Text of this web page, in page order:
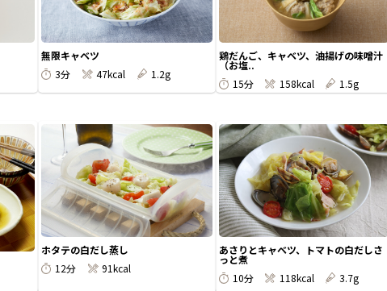
無限キャベツ
3分
47kcal 1.2g
鶏だんご、キャベツ、油揚げの味噌汁
（お塩..
15分
158kcal 1.5g
ホタテの白だし蒸し
12分
91kcal
あさりとキャベツ、トマトの白だしさ
っと煮
10分
118kcal 3.7g